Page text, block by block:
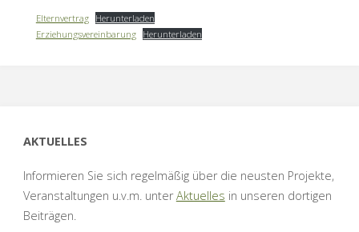
Elternvertrag
Herunterladen
Erziehungsvereinbarung
Herunterladen
AKTUELLES
Informieren Sie sich regelmäßig über die neusten Projekte,
Veranstaltungen u.v.m. unterAktuelles in unseren dortigen
Beiträgen.